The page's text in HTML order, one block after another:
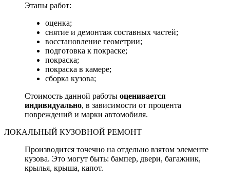
Этапы работ:
оценка;
снятие и демонтаж составных частей;
восстановление геометрии;
подготовка к покраске;
покраска;
покраска в камере;
сборка кузова;
Стоимость данной работы оценивается
индивидуально, в зависимости от процента
повреждений и марки автомобиля.
ЛОКАЛЬНЫЙ КУЗОВНОЙ РЕМОНТ
Производится точечно на отдельно взятом элементе
кузова. Это могут быть: бампер, двери, багажник,
крылья, крыша, капот.